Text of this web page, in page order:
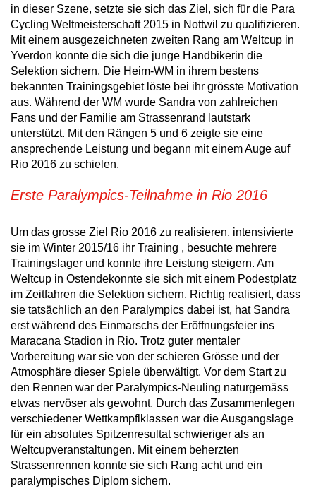
in dieser Szene, setzte sie sich das Ziel, sich für die Para
Cycling Weltmeisterschaft 2015 in Nottwil zu qualifizieren.
Mit einem ausgezeichneten zweiten Rang am Weltcup in
Yverdon konnte die sich die junge Handbikerin die
Selektion sichern. Die Heim-WM in ihrem bestens
bekannten Trainingsgebiet löste bei ihr grösste Motivation
aus. Während der WM wurde Sandra von zahlreichen
Fans und der Familie am Strassenrand lautstark
unterstützt. Mit den Rängen 5 und 6 zeigte sie eine
ansprechende Leistung und begann mit einem Auge auf
Rio 2016 zu schielen.
Erste Paralympics-Teilnahme in Rio 2016
Um das grosse Ziel Rio 2016 zu realisieren, intensivierte
sie im Winter 2015/16 ihr Training , besuchte mehrere
Trainingslager und konnte ihre Leistung steigern. Am
Weltcup in Ostendekonnte sie sich mit einem Podestplatz
im Zeitfahren die Selektion sichern. Richtig realisiert, dass
sie tatsächlich an den Paralympics dabei ist, hat Sandra
erst während des Einmarschs der Eröffnungsfeier ins
Maracana Stadion in Rio. Trotz guter mentaler
Vorbereitung war sie von der schieren Grösse und der
Atmosphäre dieser Spiele überwältigt. Vor dem Start zu
den Rennen war der Paralympics-Neuling naturgemäss
etwas nervöser als gewohnt. Durch das Zusammenlegen
verschiedener Wettkampflklassen war die Ausgangslage
für ein absolutes Spitzenresultat schwieriger als an
Weltcupveranstaltungen. Mit einem beherzten
Strassenrennen konnte sie sich Rang acht und ein
paralympisches Diplom sichern.